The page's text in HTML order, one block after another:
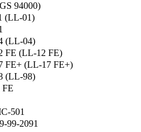
94000)
(LL-01)
(LL-04)
FE (LL-12 FE)
FE+ (LL-17 FE+)
(LL-98)
501
99-2091